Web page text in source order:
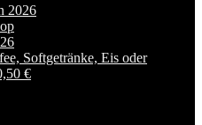
2026
Softgetränke, Eis oder
€